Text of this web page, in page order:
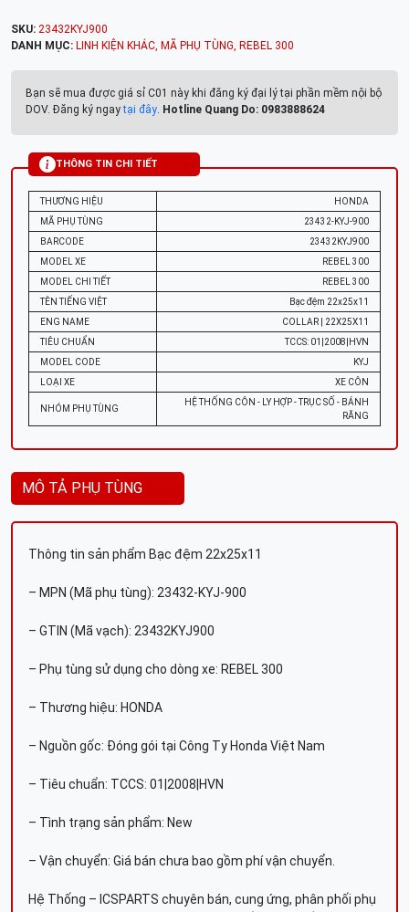
SKU: 23432KYJ900
DANH MỤC: LINH KIỆN KHÁC, MÃ PHỤ TÙNG, REBEL 300
Bạn sẽ mua được giá sỉ C01 này khi đăng ký đại lý tại phần mềm nội bộ
DOV. Đăng ký ngaytại đây. Hotline Quang Do: 0983888624
THÔNG TIN CHI TIẾT
THƯƠNG HIỆU
HONDA
MÃ PHỤ TÙNG
23432-KYJ-900
BARCODE
23432KYJ900
MODEL XE
REBEL 300
MODEL CHI TIẾT
REBEL 300
TÊN TIẾNG VIỆT
Bạc đệm 22x25x11
ENG NAME
COLLAR | 22X25X11
TIÊU CHUẨN
TCCS: 01|2008|HVN
MODEL CODE
KYJ
LOẠI XE
XE CÔN
NHÓM PHỤ TÙNG
HỆ THỐNG CÔN - LY HỢP - TRỤC SỐ - BÁNH
RĂNG
MÔ TẢ PHỤ TÙNG
Thông tin sản phẩm Bạc đệm 22x25x11
– MPN (Mã phụ tùng): 23432-KYJ-900
– GTIN (Mã vạch): 23432KYJ900
– Phụ tùng sử dụng cho dòng xe: REBEL 300
– Thương hiệu: HONDA
– Nguồn gốc: Đóng gói tại Công Ty Honda Việt Nam
– Tiêu chuẩn: TCCS: 01|2008|HVN
– Tình trạng sản phẩm: New
– Vận chuyển: Giá bán chưa bao gồm phí vận chuyển.
Hệ Thống – ICSPARTS chuyên bán, cung ứng, phân phối phụ